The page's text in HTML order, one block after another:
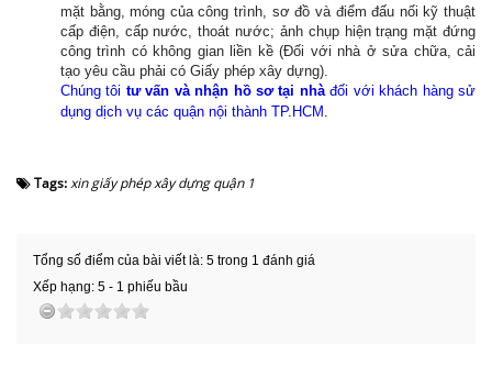
mặt bằng, móng của công trình, sơ đồ và điểm đấu nối kỹ thuật
cấp điện, cấp nước, thoát nước; ảnh chụp hiện trạng mặt đứng
công trình có không gian liền kề (Đối với nhà ở sửa chữa, cải
tạo yêu cầu phải có Giấy phép xây dựng).
Chúng tôi tư vấn và nhận hồ sơ tại nhàđối với khách hàng sử
dụng dịch vụ các quận nội thành TP.HCM.
Tags:xin giấy phép xây dựng quận 1
Tổng số điểm của bài viết là: 5 trong 1 đánh giá
Xếp hạng: 5 - 1 phiếu bầu